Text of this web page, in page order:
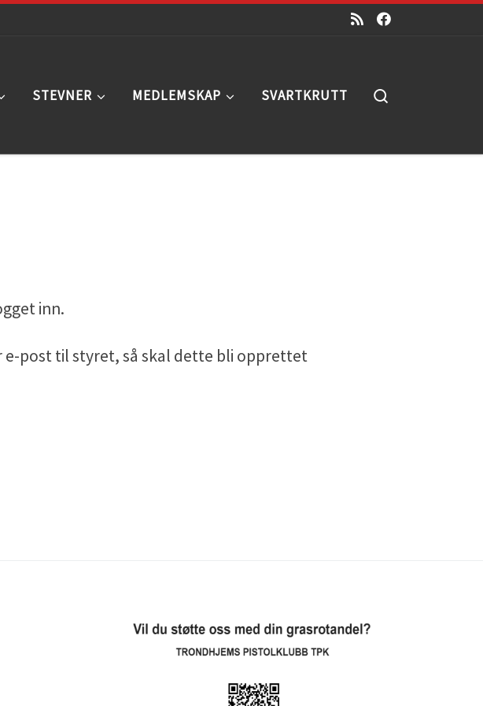
STEVNER MEDLEMSKAP SVARTKRUTT
inn.
post til styret, så skal dette bli opprettet